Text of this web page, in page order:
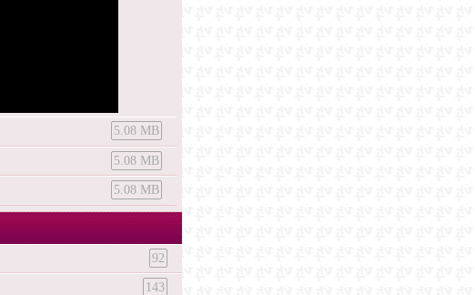
5.08 MB
5.08 MB
5.08 MB
92
143